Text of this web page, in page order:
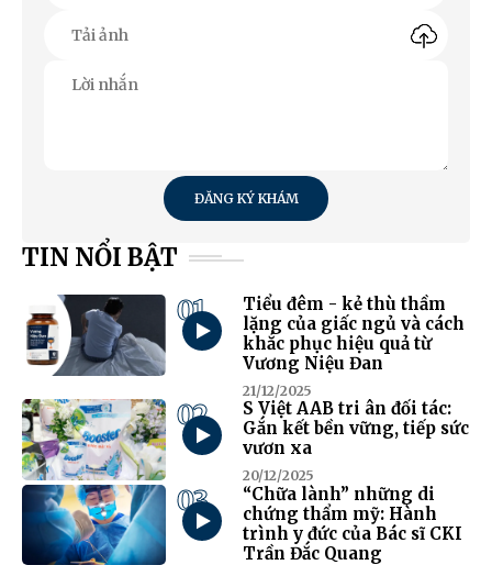
ĐĂNG KÝ KHÁM
TIN NỔI BẬT
01
Tiểu đêm - kẻ thù thầm
lặng của giấc ngủ và cách
khắc phục hiệu quả từ
Vương Niệu Đan
21/12/2025
02
S Việt AAB tri ân đối tác:
Gắn kết bền vững, tiếp sức
vươn xa
20/12/2025
03
“Chữa lành” những di
chứng thẩm mỹ: Hành
trình y đức của Bác sĩ CKI
Trần Đắc Quang